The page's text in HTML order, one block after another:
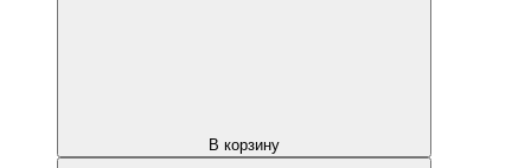
В корзину